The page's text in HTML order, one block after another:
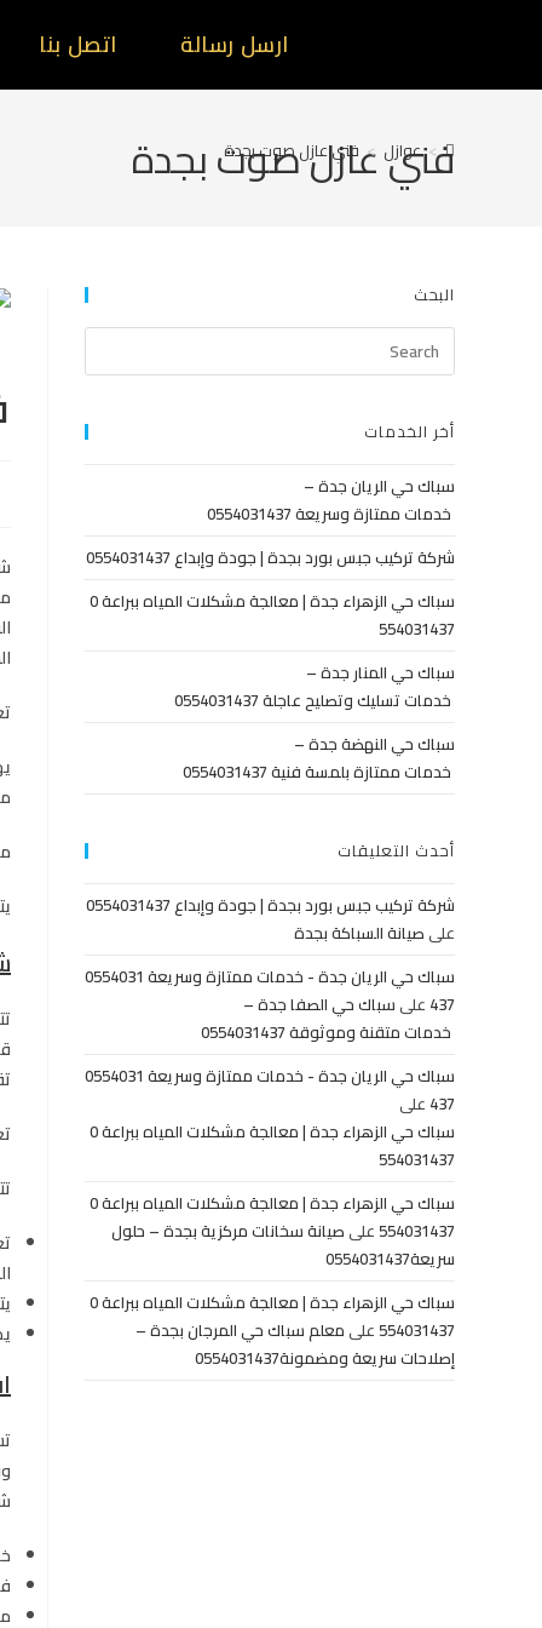
اتصل بنا ارسل رسالة
فني عازل صوت بجدة
> عوازل > فني عازل صوت بجدة
البحث
أخر الخدمات
سباك حي الريان جدة –
خدمات ممتازة وسريعة 0554031437
شركة تركيب جبس بورد بجدة | جودة وإبداع 0554031437
سباك حي الزهراء جدة | معالجة مشكلات المياه ببراعة 0
554031437
سباك حي المنار جدة –
خدمات تسليك وتصليح عاجلة 0554031437
سباك حي النهضة جدة –
خدمات ممتازة بلمسة فنية 0554031437
أحدث التعليقات
شركة تركيب جبس بورد بجدة | جودة وإبداع 0554031437
علىصيانة السباكة بجدة
سباك حي الريان جدة - خدمات ممتازة وسريعة 0554031
437 علىسباك حي الصفا جدة –
خدمات متقنة وموثوقة 0554031437
سباك حي الريان جدة - خدمات ممتازة وسريعة 0554031
437 على
سباك حي الزهراء جدة | معالجة مشكلات المياه ببراعة 0
554031437
سباك حي الزهراء جدة | معالجة مشكلات المياه ببراعة 0
554031437علىصيانة سخانات مركزية بجدة – حلول
سريعة0554031437
سباك حي الزهراء جدة | معالجة مشكلات المياه ببراعة 0
554031437علىمعلم سباك حي المرجان بجدة –
إصلاحات سريعة ومضمونة0554031437